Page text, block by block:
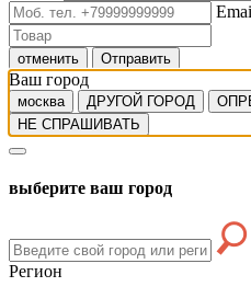
отменить Отправить
Ваш город
москва ДРУГОЙ ГОРОД
НЕ СПРАШИВАТЬ
выберите ваш город
Регион